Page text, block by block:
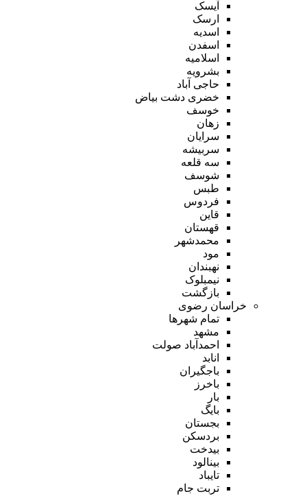
آیسک
ارسک
اسدیه
اسفدن
اسلامیه
بشرویه
حاجی آباد
خضری دشت بیاض
خوسف
زهان
سرایان
سربیشه
سه قلعه
شوسف
طبس
فردوس
قاین
قهستان
محمدشهر
مود
نهبندان
نیمبلوک
بازگشت
خراسان رضوی
تمام شهر‌ها
مشهد
احمدآباد صولت
انابد
باجگیران
باخرز
بار
بایگ
بجستان
بردسکن
بیدخت
بینالود
تایباد
تربت جام